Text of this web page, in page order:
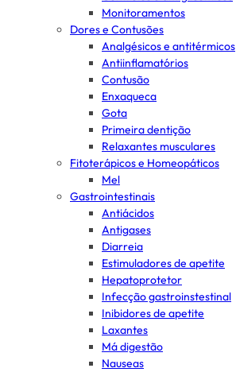
Monitoramentos
Dores e Contusões
Analgésicos e antitérmicos
Antiinflamatórios
Contusão
Enxaqueca
Gota
Primeira dentição
Relaxantes musculares
Fitoterápicos e Homeopáticos
Mel
Gastrointestinais
Antiácidos
Antigases
Diarreia
Estimuladores de apetite
Hepatoprotetor
Infecção gastroinstestinal
Inibidores de apetite
Laxantes
Má digestão
Nauseas